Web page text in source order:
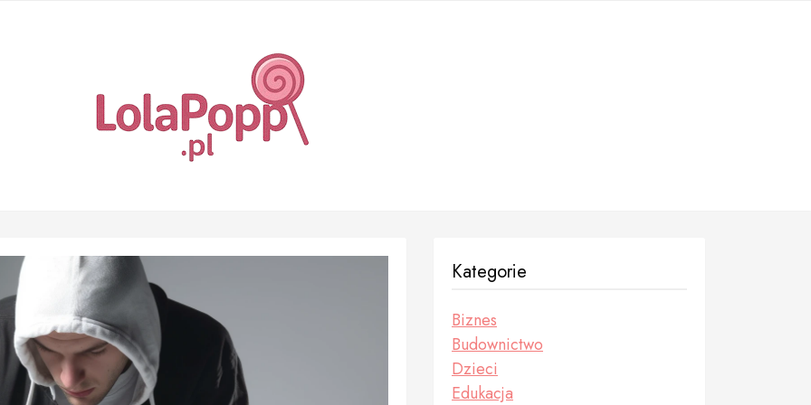
Kategorie
Biznes
Budownictwo
Dzieci
Edukacja